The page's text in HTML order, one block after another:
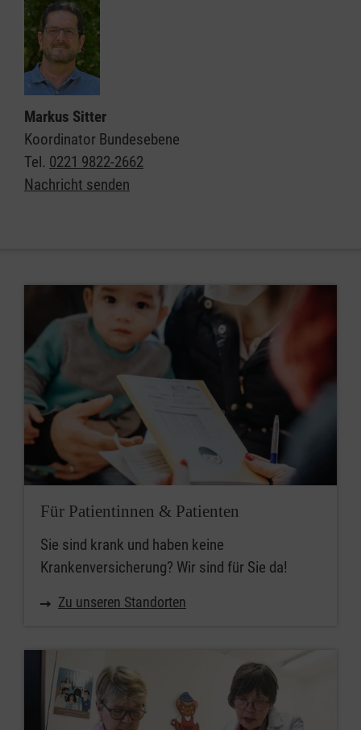
Markus Sitter
Koordinator Bundesebene
Tel. 0221 9822-2662
Nachricht senden
Für Patientinnen & Patienten
Sie sind krank und haben keine
Krankenversicherung? Wir sind für Sie da!
Zu unseren Standorten